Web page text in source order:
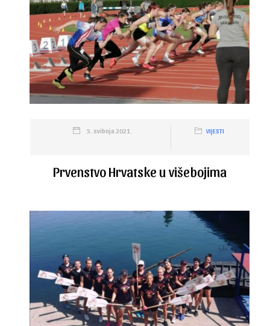
5. svibnja 2021. VIJESTI
Prvenstvo Hrvatske u višebojima